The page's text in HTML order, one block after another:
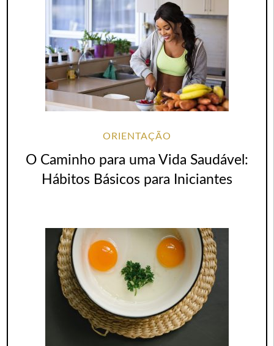
ORIENTAÇÃO
O Caminho para uma Vida Saudável:
Hábitos Básicos para Iniciantes